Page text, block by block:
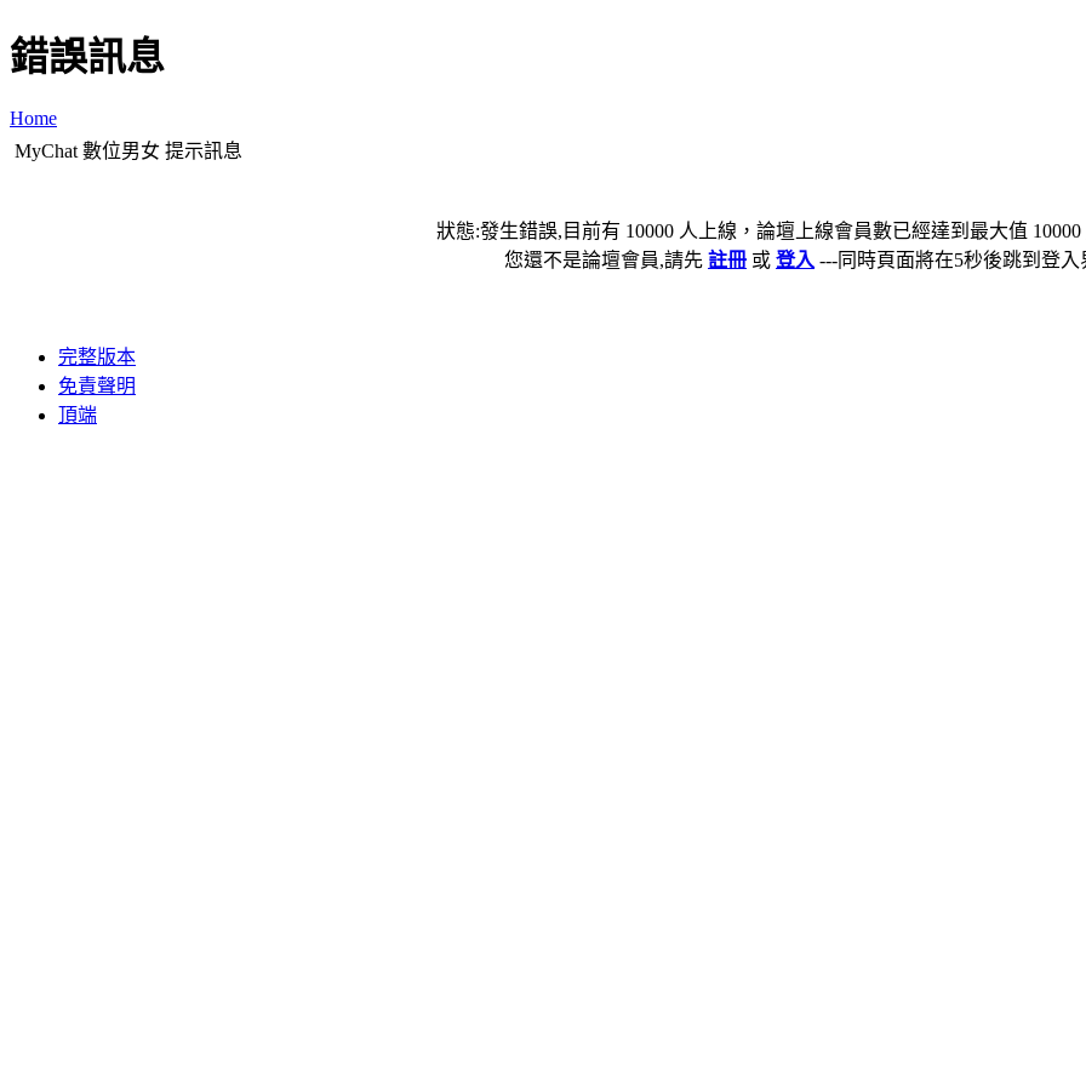
錯誤訊息
Home
MyChat 數位男女 提示訊息
狀態:發生錯誤,目前有 10000 人上線，論壇上線會員數已經達到最大值
您還不是論壇會員,請先 註冊 或 登入 ---同時頁面將在5秒後跳到登入
完整版本
免責聲明
頂端